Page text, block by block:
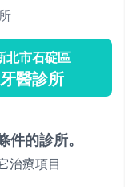
北市石碇區
牙醫診所
件的診所。
治療項目